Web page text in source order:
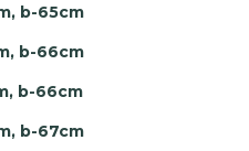
b-65cm
b-66cm
b-66cm
b-67cm